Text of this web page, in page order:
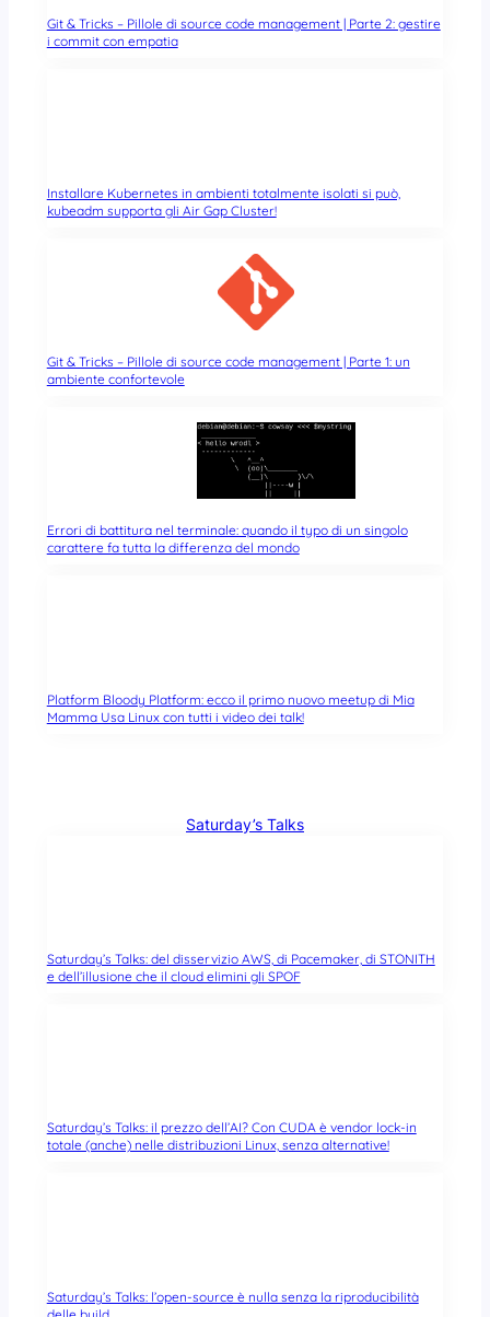
Git & Tricks – Pillole di source code management | Parte 2: gestire
i commit con empatia
Installare Kubernetes in ambienti totalmente isolati si può,
kubeadm supporta gli Air Gap Cluster!
Git & Tricks – Pillole di source code management | Parte 1: un
ambiente confortevole
Errori di battitura nel terminale: quando il typo di un singolo
carattere fa tutta la differenza del mondo
Platform Bloody Platform: ecco il primo nuovo meetup di Mia
Mamma Usa Linux con tutti i video dei talk!
Saturday’s Talks
Saturday’s Talks: del disservizio AWS, di Pacemaker, di STONITH
e dell’illusione che il cloud elimini gli SPOF
Saturday’s Talks: il prezzo dell’AI? Con CUDA è vendor lock-in
totale (anche) nelle distribuzioni Linux, senza alternative!
Saturday’s Talks: l’open-source è nulla senza la riproducibilità